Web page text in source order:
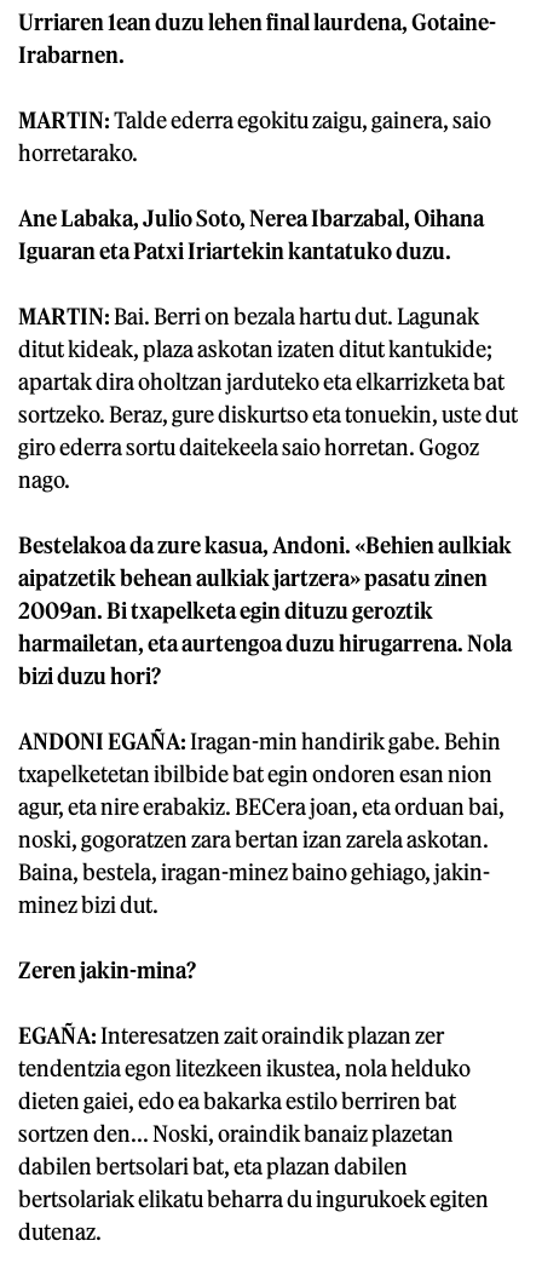
Urriaren 1ean duzu lehen final laurdena, Gotaine-
Irabarnen.
MARTIN:Talde ederra egokitu zaigu, gainera, saio
horretarako.
Ane Labaka, Julio Soto, Nerea Ibarzabal, Oihana
Iguaran eta Patxi Iriartekin kantatuko duzu.
MARTIN:Bai. Berri on bezala hartu dut. Lagunak
ditut kideak, plaza askotan izaten ditut kantukide;
apartak dira oholtzan jarduteko eta elkarrizketa bat
sortzeko. Beraz, gure diskurtso eta tonuekin, uste dut
giro ederra sortu daitekeela saio horretan. Gogoz
nago.
Bestelakoa da zure kasua, Andoni. «Behien aulkiak
aipatzetik behean aulkiak jartzera» pasatu zinen
2009an. Bi txapelketa egin dituzu geroztik
harmailetan, eta aurtengoa duzu hirugarrena. Nola
bizi duzu hori?
ANDONI EGAÑA:Iragan-min handirik gabe. Behin
txapelketetan ibilbide bat egin ondoren esan nion
agur, eta nire erabakiz. BECera joan, eta orduan bai,
noski, gogoratzen zara bertan izan zarela askotan.
Baina, bestela, iragan-minez baino gehiago, jakin-
minez bizi dut.
Zeren jakin-mina?
EGAÑA:Interesatzen zait oraindik plazan zer
tendentzia egon litezkeen ikustea, nola helduko
dieten gaiei, edo ea bakarka estilo berriren bat
sortzen den... Noski, oraindik banaiz plazetan
dabilen bertsolari bat, eta plazan dabilen
bertsolariak elikatu beharra du ingurukoek egiten
dutenaz.